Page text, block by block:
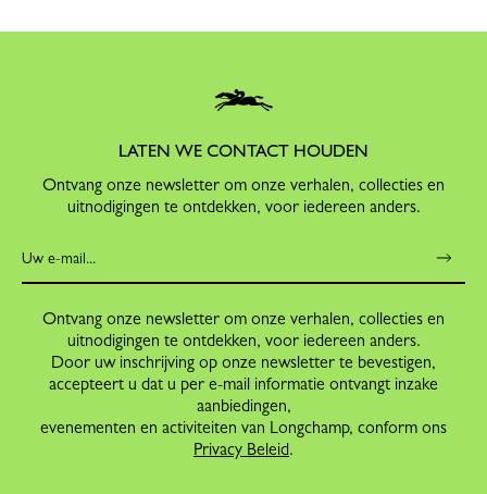
LATEN WE CONTACT HOUDEN
Ontvang onze newsletter om onze verhalen, collecties en
uitnodigingen te ontdekken, voor iedereen anders.
Ontvang onze newsletter om onze verhalen, collecties en
uitnodigingen te ontdekken, voor iedereen anders.
Door uw inschrijving op onze newsletter te bevestigen,
accepteert u dat u per e-mail informatie ontvangt inzake
aanbiedingen,
evenementen en activiteiten van Longchamp, conform ons
Privacy Beleid.